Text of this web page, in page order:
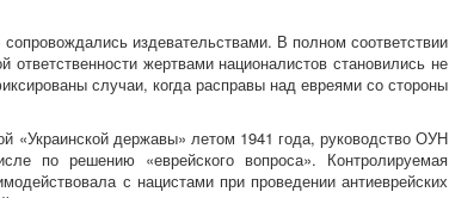
издевательствами. В полном соответствии
жертвами националистов становились не
случаи, когда расправы над евреями со стороны
«Украинской державы» летом 1941 года, руководство ОУН
по решению «еврейского вопроса». Контролируемая
с нацистами при проведении антиеврейских